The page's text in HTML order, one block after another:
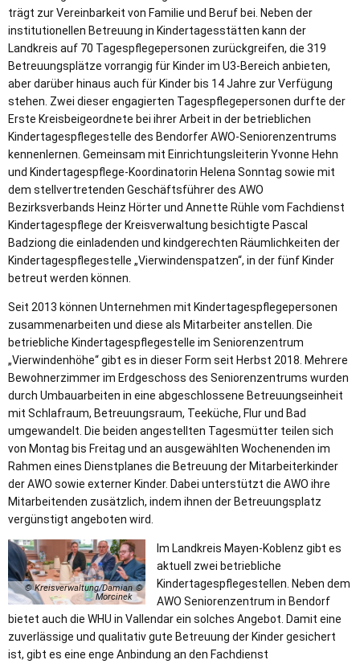
trägt zur Vereinbarkeit von Familie und Beruf bei. Neben der
institutionellen Betreuung in Kindertagesstätten kann der
Landkreis auf 70 Tagespflegepersonen zurückgreifen, die 319
Betreuungsplätze vorrangig für Kinder im U3-Bereich anbieten,
aber darüber hinaus auch für Kinder bis 14 Jahre zur Verfügung
stehen. Zwei dieser engagierten Tagespflegepersonen durfte der
Erste Kreisbeigeordnete bei ihrer Arbeit in der betrieblichen
Kindertagespflegestelle des Bendorfer AWO-Seniorenzentrums
kennenlernen. Gemeinsam mit Einrichtungsleiterin Yvonne Hehn
und Kindertagespflege-Koordinatorin Helena Sonntag sowie mit
dem stellvertretenden Geschäftsführer des AWO
Bezirksverbands Heinz Hörter und Annette Rühle vom Fachdienst
Kindertagespflege der Kreisverwaltung besichtigte Pascal
Badziong die einladenden und kindgerechten Räumlichkeiten der
Kindertagespflegestelle „Vierwindenspatzen“, in der fünf Kinder
betreut werden können.
Seit 2013 können Unternehmen mit Kindertagespflegepersonen
zusammenarbeiten und diese als Mitarbeiter anstellen. Die
betriebliche Kindertagespflegestelle im Seniorenzentrum
„Vierwindenhöhe“ gibt es in dieser Form seit Herbst 2018. Mehrere
Bewohnerzimmer im Erdgeschoss des Seniorenzentrums wurden
durch Umbauarbeiten in eine abgeschlossene Betreuungseinheit
mit Schlafraum, Betreuungsraum, Teeküche, Flur und Bad
umgewandelt. Die beiden angestellten Tagesmütter teilen sich
von Montag bis Freitag und an ausgewählten Wochenenden im
Rahmen eines Dienstplanes die Betreuung der Mitarbeiterkinder
der AWO sowie externer Kinder. Dabei unterstützt die AWO ihre
Mitarbeitenden zusätzlich, indem ihnen der Betreuungsplatz
vergünstigt angeboten wird.
© Kreisverwaltung/Damian
Morcinek
Im Landkreis Mayen-Koblenz gibt es
aktuell zwei betriebliche
Kindertagespflegestellen. Neben dem
AWO Seniorenzentrum in Bendorf
bietet auch die WHU in Vallendar ein solches Angebot. Damit eine
zuverlässige und qualitativ gute Betreuung der Kinder gesichert
ist, gibt es eine enge Anbindung an den Fachdienst